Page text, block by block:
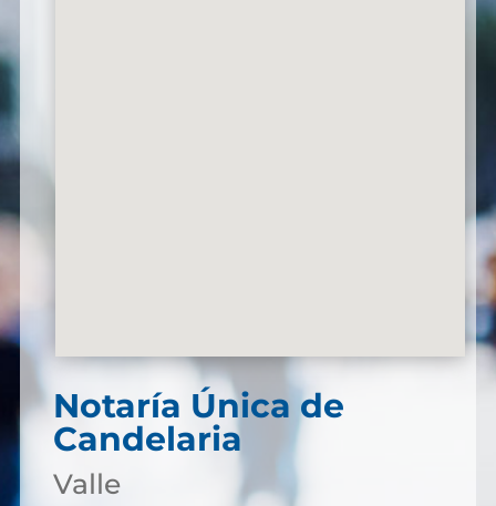
Notaría Única de
Candelaria
Valle